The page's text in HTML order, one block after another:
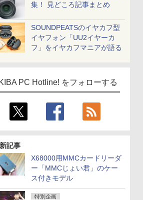
集！ 見どころ記事まとめ
SOUNDPEATSのイヤカフ型
イヤフォン「UU2イヤーカ
フ」をイヤカフマニアが語る
PC Hotline! をフォローする
記事
X68000用MMCカードリーダ
ー「MMCじょい君」のケー
ス付きモデル
特別企画